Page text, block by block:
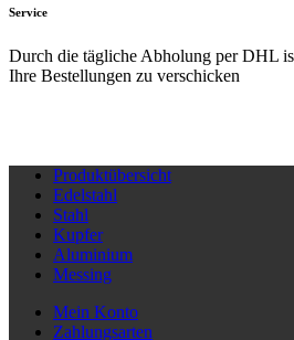
Service
Durch die tägliche Abholung per DHL
Ihre Bestellungen zu verschicken
Produktübersicht
Edelstahl
Stahl
Kupfer
Aluminium
Messing
Mein Konto
Zahlungsarten